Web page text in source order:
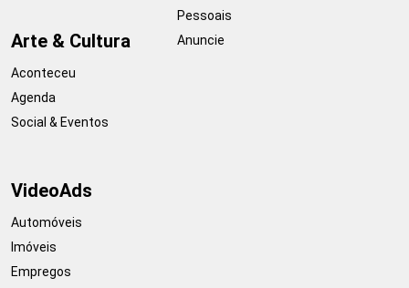
Arte & Cultura
Aconteceu
Agenda
Social & Eventos
Pessoais
Anuncie
VideoAds
Automóveis
Imóveis
Empregos